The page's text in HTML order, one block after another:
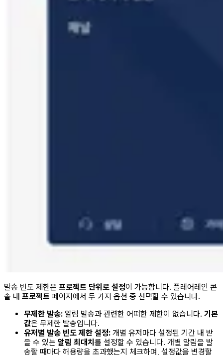
발송 빈도 제한은 프로젝트 단위로 설정이 가능합니다. 플레어레인 콘
솔 내 프로젝트 페이지에서 두 가지 옵션 중 선택할 수 있습니다.
무제한 발송: 알림 발송과 관련한 어떠한 제한이 없습니다. 기본
값은 무제한 발송입니다.
유저별 발송 빈도 제한 설정: 개별 유저마다 설정된 기간 내 받
을 수 있는 알림 최대치 를 설정할 수 있습니다. 개별 알림을 발
송할 때마다 허용량을 초과했는지 체크하며, 설정값을 변경할